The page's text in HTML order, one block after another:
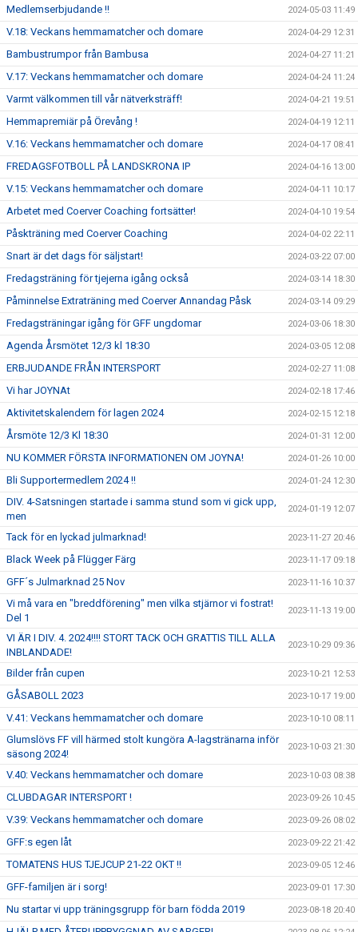
Medlemserbjudande !! 2024-05-03 11:49
V.18: Veckans hemmamatcher och domare 2024-04-29 12:31
Bambustrumpor från Bambusa 2024-04-27 11:21
V.17: Veckans hemmamatcher och domare 2024-04-24 11:24
Varmt välkommen till vår nätverksträff! 2024-04-21 19:51
Hemmapremiär på Örevång ! 2024-04-19 12:11
V.16: Veckans hemmamatcher och domare 2024-04-17 08:41
FREDAGSFOTBOLL PÅ LANDSKRONA IP 2024-04-16 13:00
V.15: Veckans hemmamatcher och domare 2024-04-11 10:17
Arbetet med Coerver Coaching fortsätter! 2024-04-10 19:54
Påskträning med Coerver Coaching 2024-04-02 22:11
Snart är det dags för säljstart! 2024-03-22 07:00
Fredagsträning för tjejerna igång också 2024-03-14 18:30
Påminnelse Extraträning med Coerver Annandag Påsk 2024-03-14 09:29
Fredagsträningar igång för GFF ungdomar 2024-03-06 18:30
Agenda Årsmötet 12/3 kl 18:30 2024-03-05 12:08
ERBJUDANDE FRÅN INTERSPORT 2024-02-27 11:08
Vi har JOYNAt 2024-02-18 17:46
Aktivitetskalendern för lagen 2024 2024-02-15 12:18
Årsmöte 12/3 Kl 18:30 2024-01-31 12:00
NU KOMMER FÖRSTA INFORMATIONEN OM JOYNA! 2024-01-26 10:00
Bli Supportermedlem 2024 !! 2024-01-24 12:30
DIV. 4-Satsningen startade i samma stund som vi gick upp,
men
2024-01-19 12:07
Tack för en lyckad julmarknad! 2023-11-27 20:46
Black Week på Flügger Färg 2023-11-17 09:18
GFF´s Julmarknad 25 Nov 2023-11-16 10:37
Vi må vara en "breddförening" men vilka stjärnor vi fostrat!
Del 1
2023-11-13 19:00
VI ÄR I DIV. 4. 2024!!!! STORT TACK OCH GRATTIS TILL ALLA
INBLANDADE!
2023-10-29 09:36
Bilder från cupen 2023-10-21 12:53
GÅSABOLL 2023 2023-10-17 19:00
V.41: Veckans hemmamatcher och domare 2023-10-10 08:11
Glumslövs FF vill härmed stolt kungöra A-lagstränarna inför
säsong 2024!
2023-10-03 21:30
V.40: Veckans hemmamatcher och domare 2023-10-03 08:38
CLUBDAGAR INTERSPORT ! 2023-09-26 10:45
V.39: Veckans hemmamatcher och domare 2023-09-26 08:02
GFF:s egen låt 2023-09-22 21:42
TOMATENS HUS TJEJCUP 21-22 OKT !! 2023-09-05 12:46
GFF-familjen är i sorg! 2023-09-01 17:30
Nu startar vi upp träningsgrupp för barn födda 2019 2023-08-18 20:40